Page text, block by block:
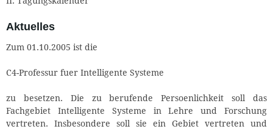
Aktuelles
Zum 01.10.2005 ist die
C4-Professur fuer Intelligente Systeme
zu besetzen. Die zu berufende Persoenlichkeit soll das
Fachgebiet Intelligente Systeme in Lehre und Forschung
vertreten. Insbesondere soll sie ein Gebiet vertreten und